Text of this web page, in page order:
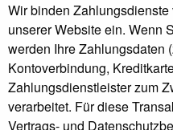
Wir binden
unserer Website ein. Wenn
werden Ihre Zahlungsdaten
Kontoverbindung,
Zahlungsdienstleister zum
verarbeitet. Für diese
Vertrags- und